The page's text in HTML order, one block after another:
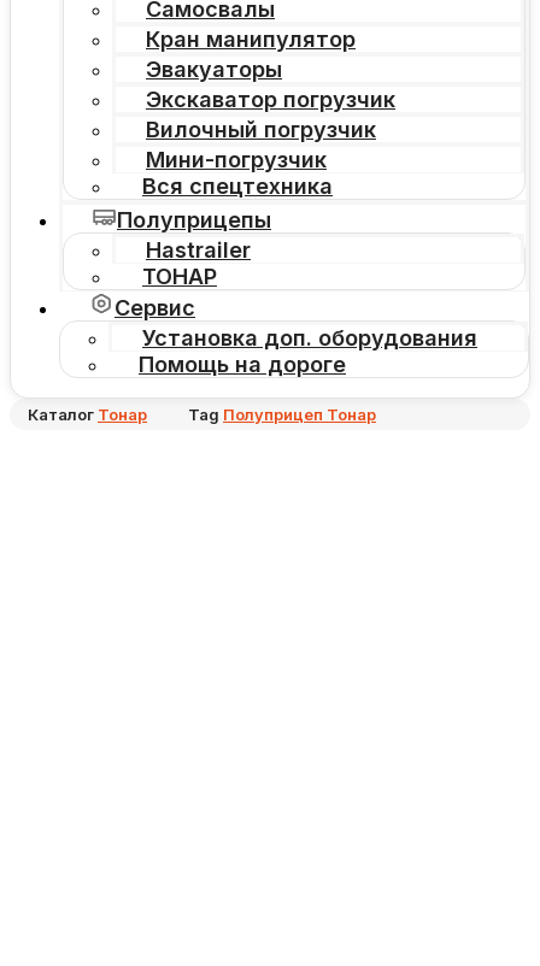
Самосвалы
Кран манипулятор
Эвакуаторы
Экскаватор погрузчик
Вилочный погрузчик
Мини-погрузчик
Вся спецтехника
Полуприцепы
Hastrailer
ТОНАР
Сервис
Установка доп. оборудования
Помощь на дороге
Каталог Тонар Tag Полуприцеп Тонар